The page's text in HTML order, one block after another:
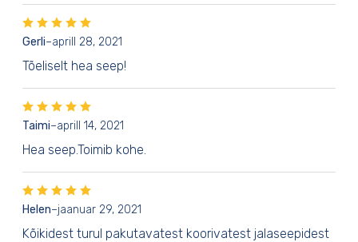
Gerli–aprill 28, 2021
Tõeliselt hea seep!
Taimi–aprill 14, 2021
Hea seep.Toimib kohe.
Helen–jaanuar 29, 2021
Kõikidest turul pakutavatest koorivatest jalaseepidest